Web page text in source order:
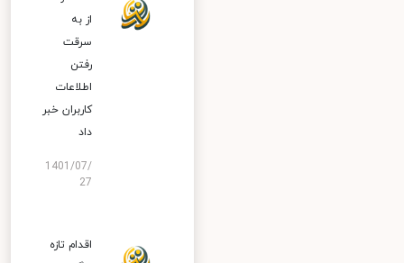
از به
سرقت
رفتن
اطلاعات
کاربران خبر
داد
1401/07/
27
اقدام تازه